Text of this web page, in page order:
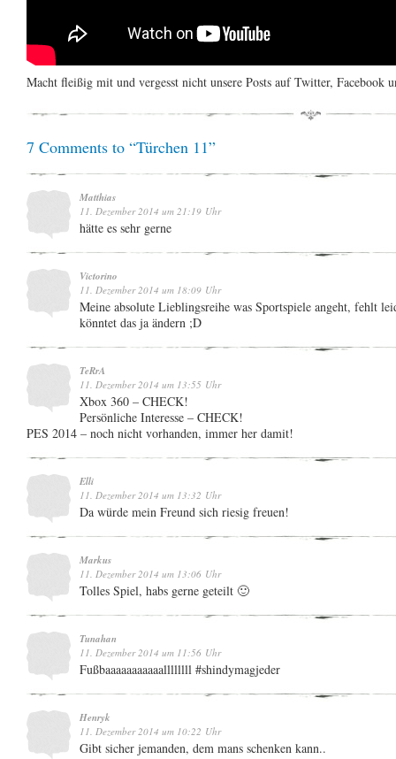
Macht fleißig mit und vergesst nicht unsere Posts auf Twitter, Facebook
7 Comments to “Türchen 11”
Matthias
11. Dezember 2014 um 21:19 Uhr
hätte es sehr gerne
Victorino
11. Dezember 2014 um 18:09 Uhr
Meine absolute Lieblingsreihe was Sportspiele angeht, fehlt
könntet das ja ändern ;D
TeRrA
11. Dezember 2014 um 13:55 Uhr
Xbox 360 – CHECK!
Persönliche Interesse – CHECK!
PES 2014 – noch nicht vorhanden, immer her damit!
Elli
11. Dezember 2014 um 13:32 Uhr
Da würde mein Freund sich riesig freuen!
Markus
11. Dezember 2014 um 13:06 Uhr
Tolles Spiel, habs gerne geteilt 🙂
Tunahan
11. Dezember 2014 um 11:56 Uhr
Fußbaaaaaaaaaaallllllll #shindymagjeder
Henryk
11. Dezember 2014 um 10:22 Uhr
Gibt sicher jemanden, dem mans schenken kann..